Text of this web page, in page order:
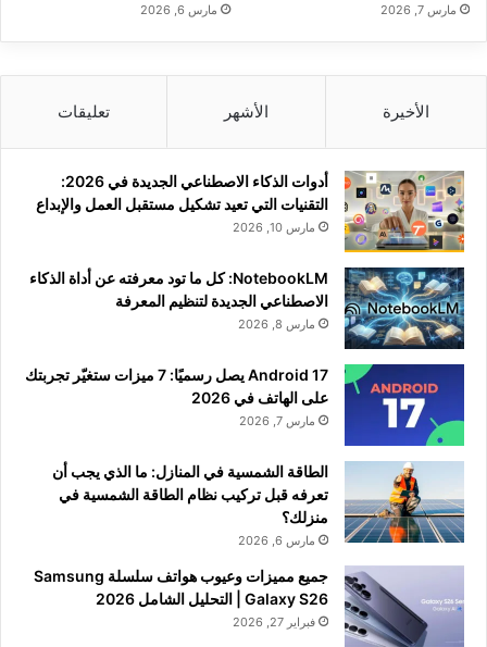
مارس 7, 2026 مارس 6, 2026
الأخيرة الأشهر تعليقات
أدوات الذكاء الاصطناعي الجديدة في 2026:
التقنيات التي تعيد تشكيل مستقبل العمل والإبداع
مارس 10, 2026
NotebookLM: كل ما تود معرفته عن أداة الذكاء
الاصطناعي الجديدة لتنظيم المعرفة
مارس 8, 2026
Android 17 يصل رسميًا: 7 ميزات ستغيّر تجربتك
على الهاتف في 2026
مارس 7, 2026
الطاقة الشمسية في المنازل: ما الذي يجب أن
تعرفه قبل تركيب نظام الطاقة الشمسية في
منزلك؟
مارس 6, 2026
جميع مميزات وعيوب هواتف سلسلة Samsung
Galaxy S26 | التحليل الشامل 2026
فبراير 27, 2026